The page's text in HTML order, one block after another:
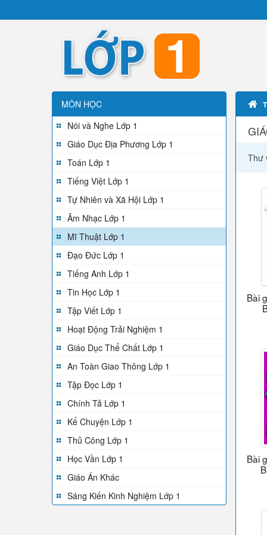
MÔN HỌC
Nói và Nghe Lớp 1
Giáo Dục Địa Phương Lớp 1
Toán Lớp 1
Tiếng Việt Lớp 1
Tự Nhiên và Xã Hội Lớp 1
Âm Nhạc Lớp 1
Mĩ Thuật Lớp 1
Đạo Đức Lớp 1
Tiếng Anh Lớp 1
Tin Học Lớp 1
Tập Viết Lớp 1
Hoạt Động Trải Nghiệm 1
Giáo Dục Thể Chất Lớp 1
An Toàn Giao Thông Lớp 1
Tập Đọc Lớp 1
Chính Tả Lớp 1
Kể Chuyện Lớp 1
Thủ Công Lớp 1
Học Vần Lớp 1
Giáo Án Khác
Sáng Kiến Kinh Nghiệm Lớp 1
Thư
Bài
Bài